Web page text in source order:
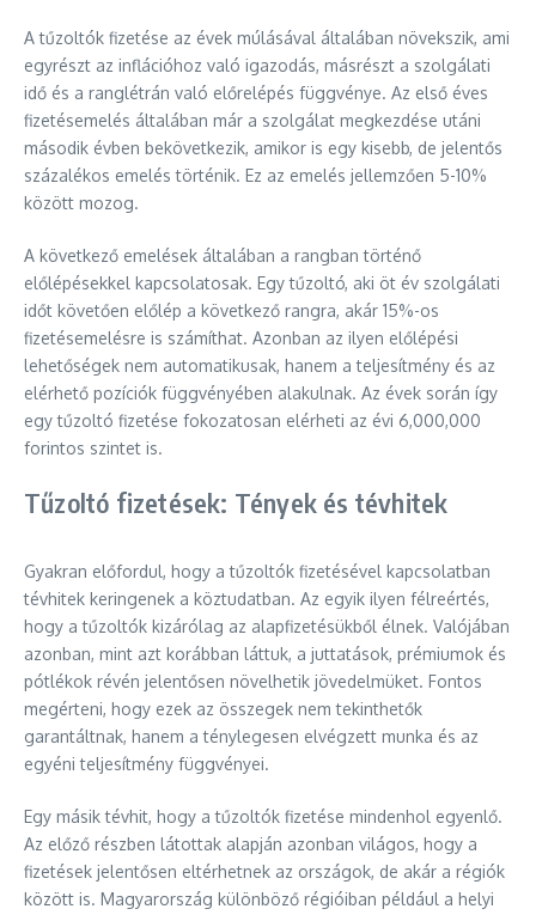
A tűzoltók fizetése az évek múlásával általában növekszik, ami
egyrészt az inflációhoz való igazodás, másrészt a szolgálati
idő és a ranglétrán való előrelépés függvénye. Az első éves
fizetésemelés általában már a szolgálat megkezdése utáni
második évben bekövetkezik, amikor is egy kisebb, de jelentős
százalékos emelés történik. Ez az emelés jellemzően 5-10%
között mozog.
A következő emelések általában a rangban történő
előlépésekkel kapcsolatosak. Egy tűzoltó, aki öt év szolgálati
időt követően előlép a következő rangra, akár 15%-os
fizetésemelésre is számíthat. Azonban az ilyen előlépési
lehetőségek nem automatikusak, hanem a teljesítmény és az
elérhető pozíciók függvényében alakulnak. Az évek során így
egy tűzoltó fizetése fokozatosan elérheti az évi 6,000,000
forintos szintet is.
Tűzoltó fizetések: Tények és tévhitek
Gyakran előfordul, hogy a tűzoltók fizetésével kapcsolatban
tévhitek keringenek a köztudatban. Az egyik ilyen félreértés,
hogy a tűzoltók kizárólag az alapfizetésükből élnek. Valójában
azonban, mint azt korábban láttuk, a juttatások, prémiumok és
pótlékok révén jelentősen növelhetik jövedelmüket. Fontos
megérteni, hogy ezek az összegek nem tekinthetők
garantáltnak, hanem a ténylegesen elvégzett munka és az
egyéni teljesítmény függvényei.
Egy másik tévhit, hogy a tűzoltók fizetése mindenhol egyenlő.
Az előző részben látottak alapján azonban világos, hogy a
fizetések jelentősen eltérhetnek az országok, de akár a régiók
között is. Magyarország különböző régióiban például a helyi